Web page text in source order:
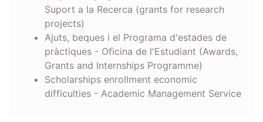
Suport a la Recerca (grants for research
projects)
Ajuts, beques i el Programa d'estades de
pràctiques - Oficina de l'Estudiant (Awards,
Grants and Internships Programme)
Scholarships enrollment economic
difficulties - Academic Management Service